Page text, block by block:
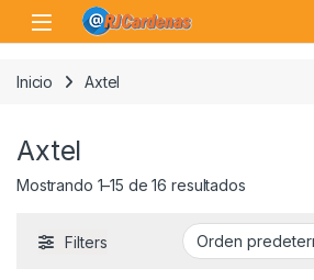
Skip to navigation
Skip to content
Open
Inicio Axtel
Axtel
Mostrando 1–15 de 16 resultados
Filters